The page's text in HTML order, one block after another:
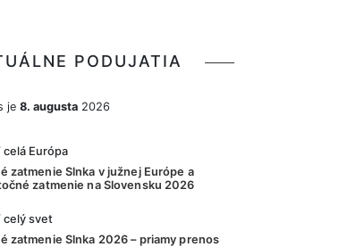
PODUJATIA
je 8. augusta2026
celá Európa
zatmenie Slnka v južnej Európe a
zatmenie na Slovensku 2026
celý svet
zatmenie Slnka 2026 – priamy prenos